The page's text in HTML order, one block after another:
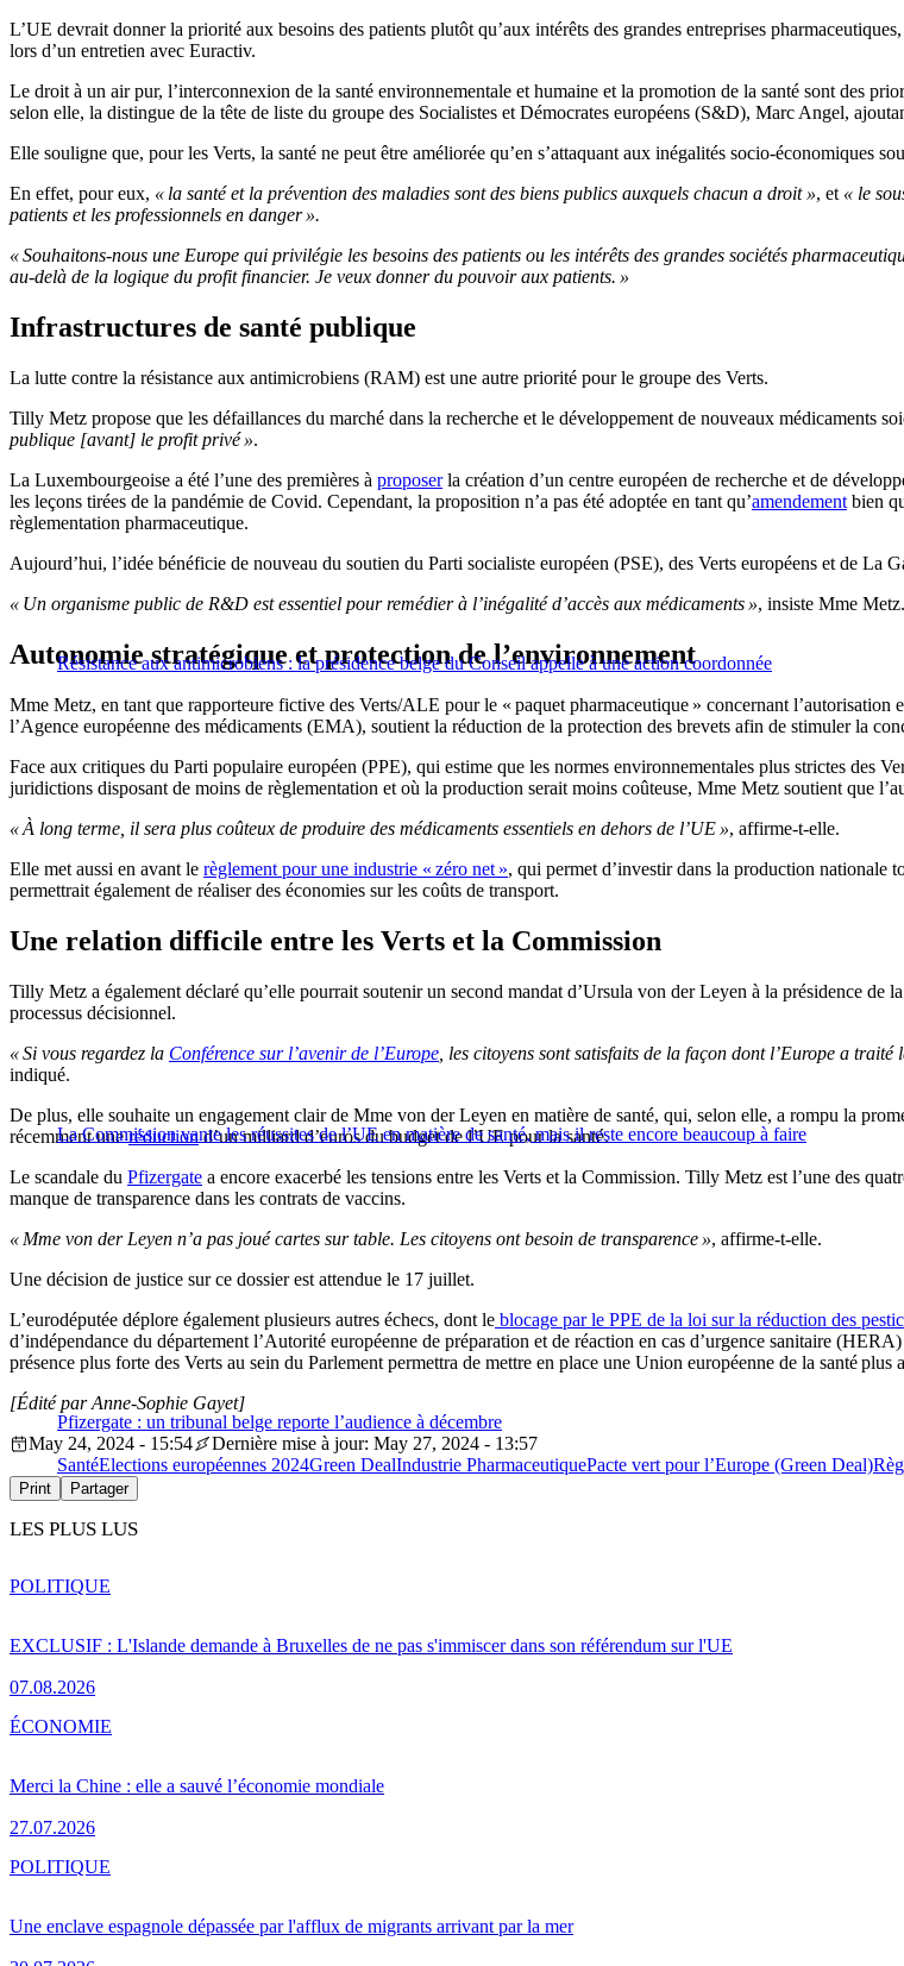
L’UE devrait donner la priorité aux besoins des patients plutôt qu’aux intérêts des grandes entreprises
lors d’un entretien avec Euractiv.
Le droit à un air pur, l’interconnexion de la santé environnementale et humaine et la promotion de la santé sont des
selon elle, la distingue de la tête de liste du groupe des Socialistes et Démocrates européens (S&D), Marc Angel,
Elle souligne que, pour les Verts, la santé ne peut être améliorée qu’en s’attaquant aux inégalités socio-économiques
En effet, pour eux, « la santé et la prévention des maladies sont des biens publics auxquels chacun a droit », et « le
patients et les professionnels en danger ».
« Souhaitons-nous une Europe qui privilégie les besoins des patients ou les intérêts des grandes sociétés
au-delà de la logique du profit financier. Je veux donner du pouvoir aux patients. »
Infrastructures de santé publique
La lutte contre la résistance aux antimicrobiens (RAM) est une autre priorité pour le groupe des Verts.
Tilly Metz propose que les défaillances du marché dans la recherche et le développement de nouveaux médicaments
publique [avant] le profit privé ».
La Luxembourgeoise a été l’une des premières à proposerla création d’un centre européen de recherche et de
les leçons tirées de la pandémie de Covid. Cependant, la proposition n’a pas été adoptée en tant qu’amendement bien
règlementation pharmaceutique.
Aujourd’hui, l’idée bénéficie de nouveau du soutien du Parti socialiste européen (PSE), des Verts européens et de La
« Un organisme public de R&D est essentiel pour remédier à l’inégalité d’accès aux médicaments », insiste Mme Metz.
Résistance aux antimicrobiens : la présidence belge du Conseil appelle à une action coordonnée
Autonomie stratégique et protection de l’environnement
Mme Metz, en tant que rapporteure fictive des Verts/ALE pour le « paquet pharmaceutique » concernant l’autorisation
l’Agence européenne des médicaments (EMA), soutient la réduction de la protection des brevets afin de stimuler la
Face aux critiques du Parti populaire européen (PPE), qui estime que les normes environnementales plus strictes des
juridictions disposant de moins de règlementation et où la production serait moins coûteuse, Mme Metz soutient que
« À long terme, il sera plus coûteux de produire des médicaments essentiels en dehors de l’UE », affirme-t-elle.
Elle met aussi en avant le règlement pour une industrie « zéro net », qui permet d’investir dans la production nationale
permettrait également de réaliser des économies sur les coûts de transport.
Une relation difficile entre les Verts et la Commission
Tilly Metz a également déclaré qu’elle pourrait soutenir un second mandat d’Ursula von der Leyen à la présidence de
processus décisionnel.
« Si vous regardez la Conférence sur l’avenir de l’Europe , les citoyens sont satisfaits de la façon dont l’Europe a
indiqué.
La Commission vante les réussites de l’UE en matière de santé, mais il reste encore beaucoup à faire
De plus, elle souhaite un engagement clair de Mme von der Leyen en matière de santé, qui, selon elle, a rompu la
récemment uneréductiond’un milliard d’euros du budget de l’UE pour la santé.
Le scandale du Pfizergate a encore exacerbé les tensions entre les Verts et la Commission. Tilly Metz est l’une des
manque de transparence dans les contrats de vaccins.
« Mme von der Leyen n’a pas joué cartes sur table. Les citoyens ont besoin de transparence », affirme-t-elle.
Une décision de justice sur ce dossier est attendue le 17 juillet.
L’eurodéputée déplore également plusieurs autres échecs, dont le blocage par le PPE de la loi sur la réduction des
d’indépendance du département l’Autorité européenne de préparation et de réaction en cas d’urgence sanitaire
présence plus forte des Verts au sein du Parlement permettra de mettre en place une Union européenne de la santé plus
Pfizergate : un tribunal belge reporte l’audience à décembre
[Édité par Anne-Sophie Gayet]
May 24, 2024 - 15:54
Dernière mise à jour: May 27, 2024 - 13:57
SantéElections européennes 2024Green DealIndustrie PharmaceutiquePacte vert pour l’Europe (Green Deal)
Print Partager
LES PLUS LUS
EXCLUSIF : L'Islande demande à Bruxelles de ne pas s'immiscer dans son référendum sur l'UE
07.08.2026
POLITIQUE
Merci la Chine : elle a sauvé l’économie mondiale
27.07.2026
ÉCONOMIE
Une enclave espagnole dépassée par l'afflux de migrants arrivant par la mer
POLITIQUE